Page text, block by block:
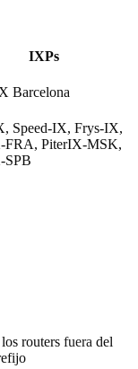
IXPs
Barcelona
Speed-IX, Frys-IX,
FRA, PiterIX-MSK,
SPB
routers fuera del